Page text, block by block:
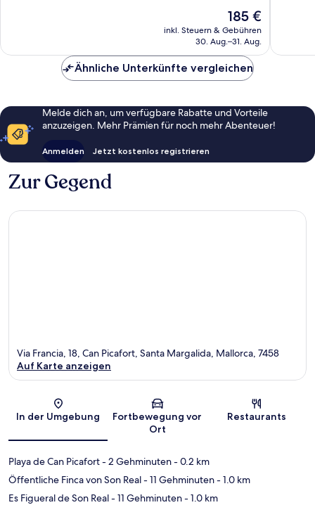
Der
Preis
beträgt
185 €
inkl. Steuern & Gebühren
30. Aug.–31. Aug.
Ähnliche Unterkünfte vergleichen
Melde dich an, um verfügbare Rabatte und Vorteile
anzuzeigen. Mehr Prämien für noch mehr Abenteuer!
Anmelden Jetzt kostenlos registrieren
Zur Gegend
Karte
Via Francia, 18, Can Picafort, Santa Margalida, Mallorca, 7458
Auf Karte anzeigen
In der Umgebung
Fortbewegung vor
Ort
Restaurants
Playa de Can Picafort- 2 Gehminuten- 0.2 km
Öffentliche Finca von Son Real- 11 Gehminuten- 1.0 km
Es Figueral de Son Real- 11 Gehminuten- 1.0 km